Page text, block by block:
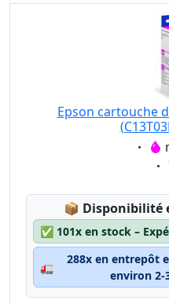
Epson cartouche
📦 Lagerstatus:
Disponibilité
✅ 101x en stock –
🚛
288x en entrepôt
environ 2-